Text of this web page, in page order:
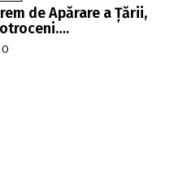
de Apărare a Ţării,